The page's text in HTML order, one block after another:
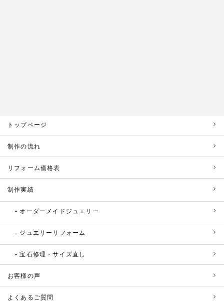
トップページ
制作の流れ
リフォーム価格表
制作実績
オーダーメイドジュエリー
ジュエリーリフォーム
宝石修理・サイズ直し
お客様の声
よくあるご質問